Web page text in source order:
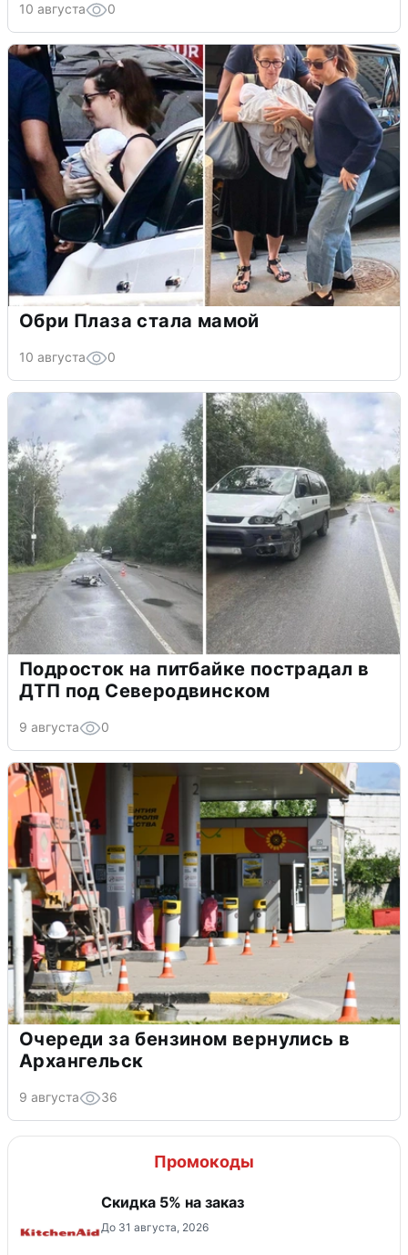
10 августа 0
Обри Плаза стала мамой
10 августа 0
Подросток на питбайке пострадал в
ДТП под Северодвинском
9 августа 0
Очереди за бензином вернулись в
Архангельск
9 августа 36
Промокоды
Скидка 5% на заказ
До 31 августа, 2026